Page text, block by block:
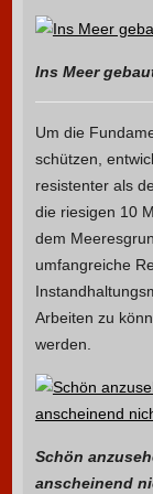
Ins Meer
Um die
schützen,
resistenter als
die riesigen 10
dem
umfangreiche
Arbeiten zu
werden.
Schön
anscheinend